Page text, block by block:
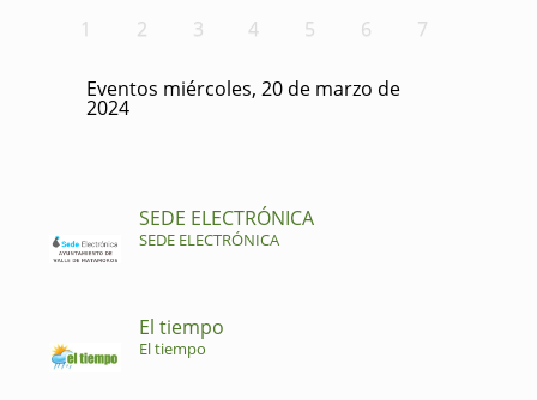
1
2 3 4 5 6 7
Eventos miércoles, 20 de marzo de
2024
SEDE ELECTRÓNICA
SEDE ELECTRÓNICA
El tiempo
El tiempo